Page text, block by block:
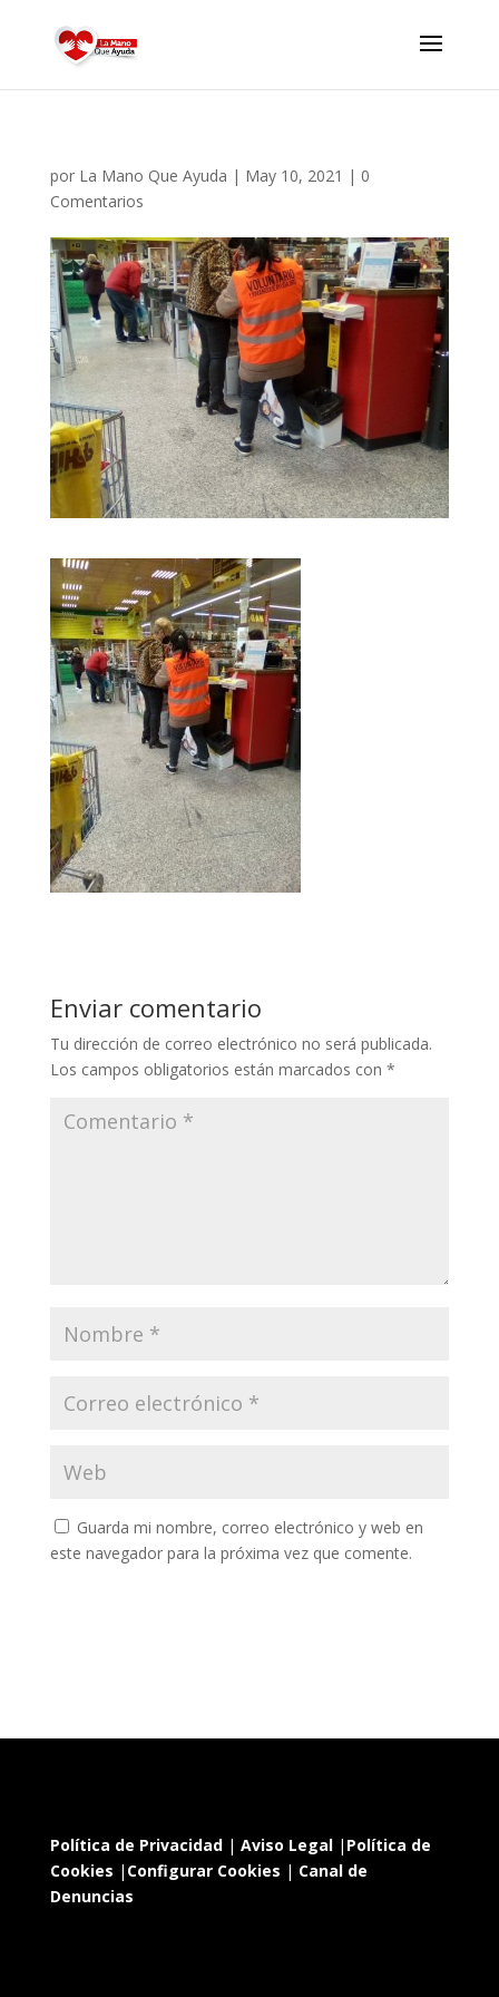
por La Mano Que Ayuda | May 10, 2021 | 0
Comentarios
Enviar comentario
Tu dirección de correo electrónico no será publicada.
Los campos obligatorios están marcados con *
Guarda mi nombre, correo electrónico y web en
este navegador para la próxima vez que comente.
Política de Privacidad| Aviso Legal| Política de
Cookies | Configurar Cookies | Canal de
Denuncias